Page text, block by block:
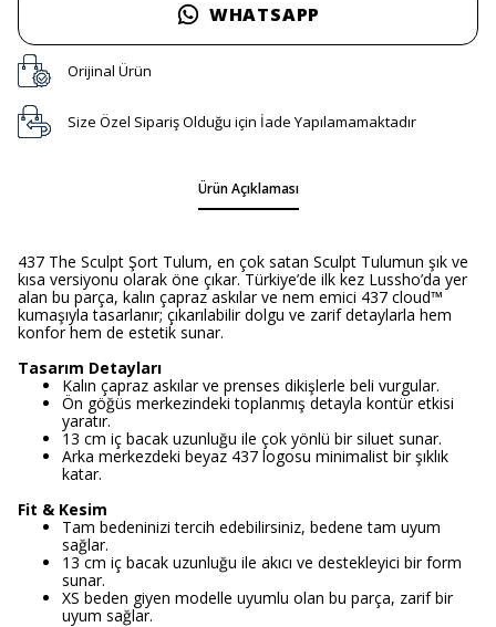
WHATSAPP
Orijinal Ürün
Size Özel Sipariş Olduğu için İade Yapılamamaktadır
Ürün Açıklaması
437 The Sculpt Şort Tulum, en çok satan Sculpt Tulumun şık ve
kısa versiyonu olarak öne çıkar. Türkiye’de ilk kez Lussho’da yer
alan bu parça, kalın çapraz askılar ve nem emici 437 cloud™
kumaşıyla tasarlanır; çıkarılabilir dolgu ve zarif detaylarla hem
konfor hem de estetik sunar.
Tasarım Detayları
Kalın çapraz askılar ve prenses dikişlerle beli vurgular.
Ön göğüs merkezindeki toplanmış detayla kontür etkisi
yaratır.
13 cm iç bacak uzunluğu ile çok yönlü bir siluet sunar.
Arka merkezdeki beyaz 437 logosu minimalist bir şıklık
katar.
Fit & Kesim
Tam bedeninizi tercih edebilirsiniz, bedene tam uyum
sağlar.
13 cm iç bacak uzunluğu ile akıcı ve destekleyici bir form
sunar.
XS beden giyen modelle uyumlu olan bu parça, zarif bir
uyum sağlar.